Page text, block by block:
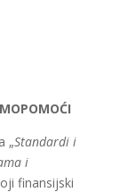
„Standardi i
i
finansijski